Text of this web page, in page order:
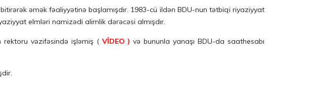
əmək fəaliyyətinə başlamışdır. 1983-cü ildən BDU-nun tətbiqi riyaziyyat
elmləri namizədi alimlik dərəcəsi almışdır.
rektoru vəzifəsində işləmiş ( VİDEO ) və bununla yanaşı BDU-da saathesabı